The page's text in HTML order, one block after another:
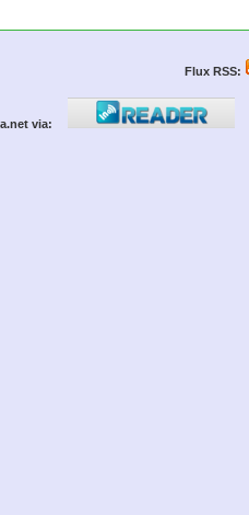
Flux RSS:
via: